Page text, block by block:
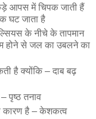
आपस में चिपक जाती हैं
घट जाता है
के नीचे के तापमान
होने से जल का उबलने का
है क्योंकि – दाब बढ़
पृष्ठ तनाव
कारण है – केशकत्व